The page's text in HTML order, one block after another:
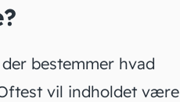
bestemmer hvad
vil indholdet være